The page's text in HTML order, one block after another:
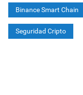
Binance Smart Chain
Seguridad Cripto